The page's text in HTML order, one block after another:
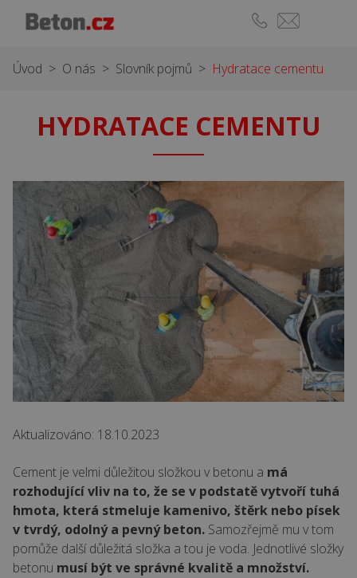
Úvod > O nás > Slovník pojmů > Hydratace cementu
HYDRATACE CEMENTU
Aktualizováno: 18.10.2023
Cement je velmi důležitou složkou v betonu a má
rozhodující vliv na to, že se v podstatě vytvoří tuhá
hmota, která stmeluje kamenivo, štěrk nebo písek
v tvrdý, odolný a pevný beton. Samozřejmě mu v tom
pomůže další důležitá složka a tou je voda. Jednotlivé složky
betonu musí být ve správné kvalitě a množství.